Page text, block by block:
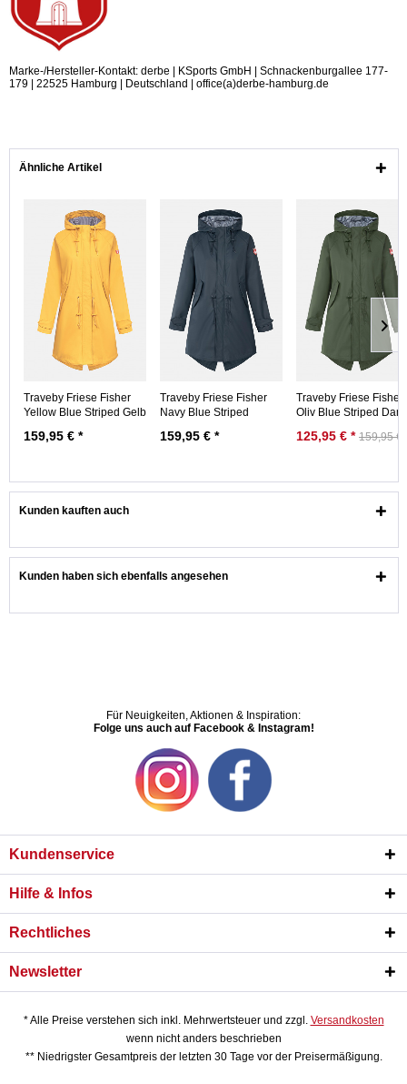
Marke-/Hersteller-Kontakt: derbe | KSports GmbH | Schnackenburgallee 177-
179 | 22525 Hamburg | Deutschland | office(a)derbe-hamburg.de
Ähnliche Artikel
Traveby Friese Fisher
Yellow Blue Striped Gelb
159,95 € *
Traveby Friese Fisher
Navy Blue Striped
159,95 € *
Traveby Friese Fisher
Oliv Blue Striped
125,95 € * 159,95 €
Kunden kauften auch
Kunden haben sich ebenfalls angesehen
Für Neuigkeiten, Aktionen & Inspiration:
Folge uns auch auf Facebook & Instagram!
Kundenservice
Hilfe & Infos
Rechtliches
Newsletter
* Alle Preise verstehen sich inkl. Mehrwertsteuer und zzgl. Versandkosten
wenn nicht anders beschrieben
** Niedrigster Gesamtpreis der letzten 30 Tage vor der Preisermäßigung.